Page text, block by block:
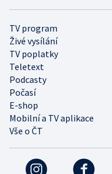
TV program
Živé vysílání
TV poplatky
Teletext
Podcasty
Počasí
E-shop
Mobilní a TV aplikace
Vše o ČT